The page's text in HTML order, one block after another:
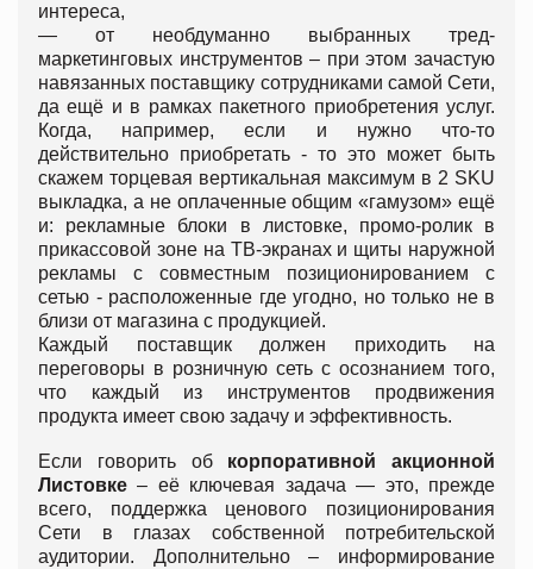
интереса,
— от необдуманно выбранных тред-
маркетинговых инструментов – при этом зачастую
навязанных поставщику сотрудниками самой Сети,
да ещё и в рамках пакетного приобретения услуг.
Когда, например, если и нужно что-то
действительно приобретать - то это может быть
скажем торцевая вертикальная максимум в 2 SKU
выкладка, а не оплаченные общим «гамузом» ещё
и: рекламные блоки в листовке, промо-ролик в
прикассовой зоне на ТВ-экранах и щиты наружной
рекламы с совместным позиционированием с
сетью - расположенные где угодно, но только не в
близи от магазина с продукцией.
Каждый поставщик должен приходить на
переговоры в розничную сеть с осознанием того,
что каждый из инструментов продвижения
продукта имеет свою задачу и эффективность.
Если говорить об корпоративной акционной
Листовке – её ключевая задача — это, прежде
всего, поддержка ценового позиционирования
Сети в глазах собственной потребительской
аудитории. Дополнительно – информирование